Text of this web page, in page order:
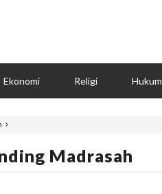
Ekonomi Religi Hukum
Madrasah